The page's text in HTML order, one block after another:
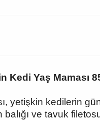
Kedi Yaş Maması
yetişkin kedilerin
ve tavuk